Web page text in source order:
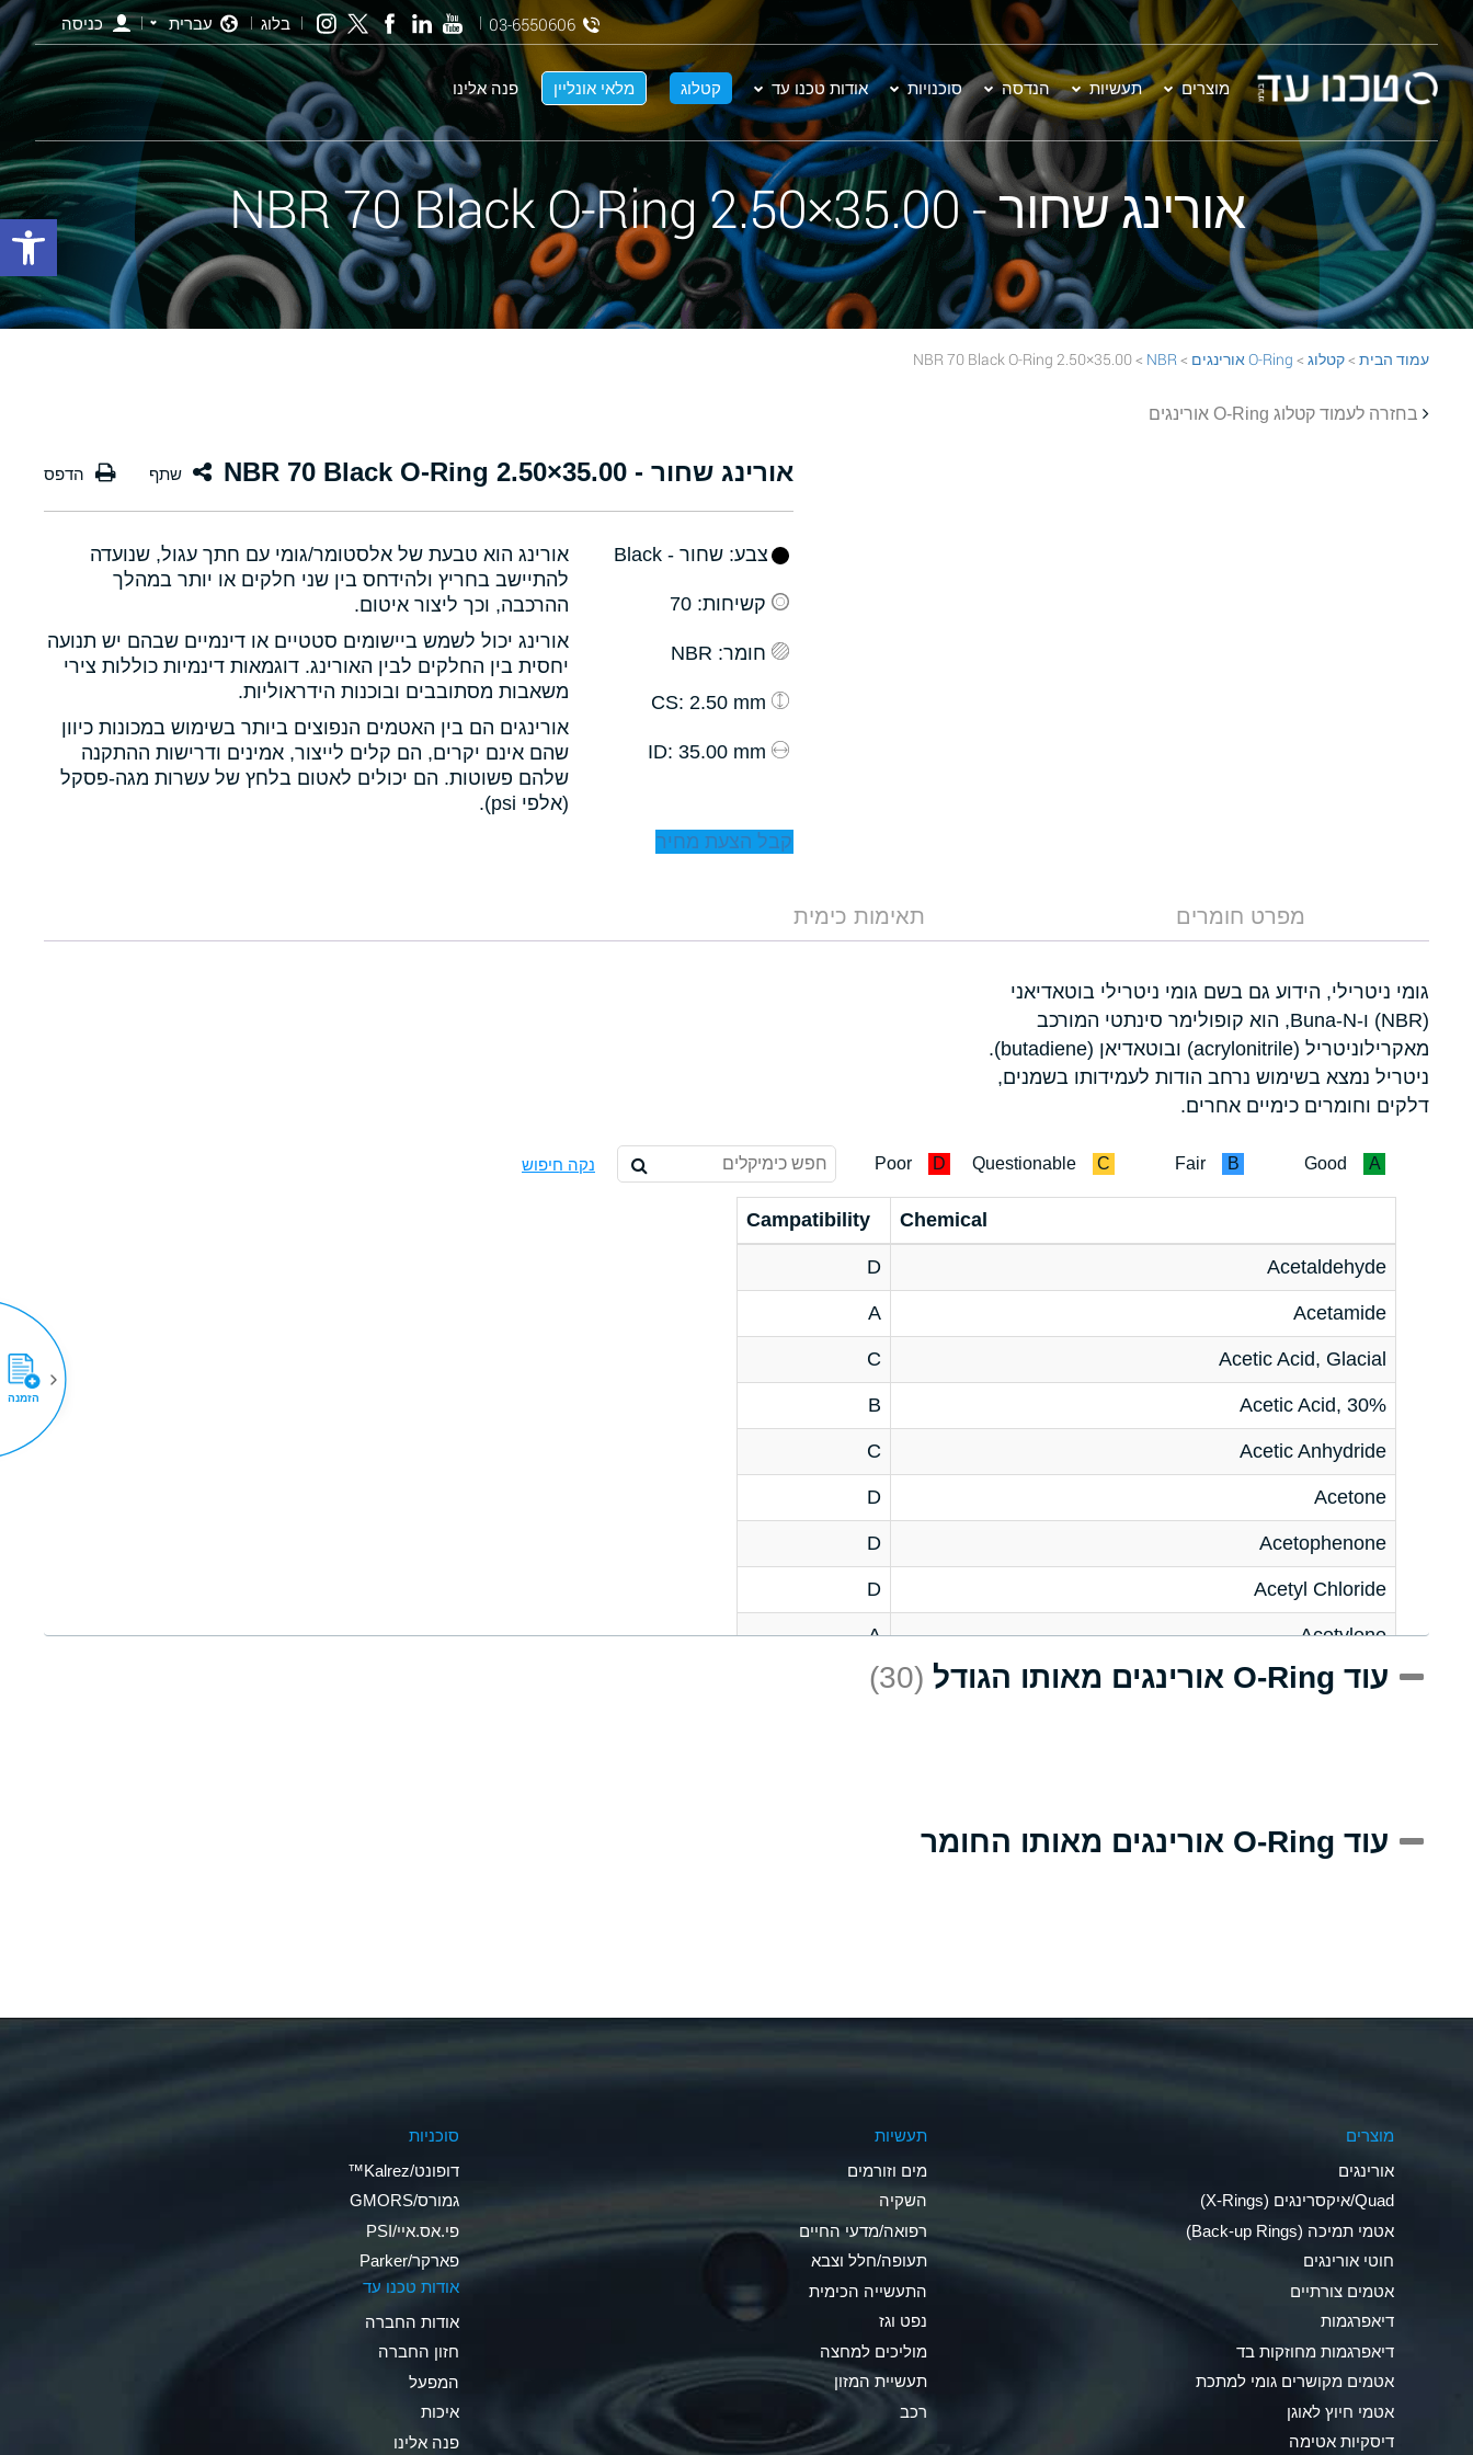
מוצרים תעשיות הנדסה סוכנויות אודות טכנו עד קטלוג מלאי אונליין פנה אלינו
03-6550606 בלוג עברית כניסה
אורינג שחור - 35.00×2.50 NBR 70 Black O-Ring
עמוד הבית >קטלוג > O-Ring אורינגים >
NBR
> 35.00×2.50 NBR 70 Black O-Ring
בחזרה לעמוד קטלוג O-Ring אורינגים
אורינג שחור - 35.00×2.50 NBR 70 Black O-Ring
אורינג הוא טבעת של אלסטומר/גומי עם חתך עגול, שנועדה
להתיישב בחריץ ולהידחס בין שני חלקים או יותר במהלך
ההרכבה, וכך ליצור איטום.
אורינג יכול לשמש ביישומים סטטיים או דינמיים שבהם יש תנועה
יחסית בין החלקים לבין האורינג. דוגמאות דינמיות כוללות צירי
משאבות מסתובבים ובוכנות הידראוליות.
אורינגים הם בין האטמים הנפוצים ביותר בשימוש במכונות כיוון
שהם אינם יקרים, הם קלים לייצור, אמינים ודרישות ההתקנה
שלהם פשוטות. הם יכולים לאטום בלחץ של עשרות מגה-פסקל
(אלפי psi).
צבע: שחור - Black
קשיחות: 70
חומר: NBR
: 2.50 mm
: 35.00 mm
קבל הצעת מחיר
מפרט חומרים תאימות כימית
גומי ניטרילי, הידוע גם בשם גומי ניטרילי בוטאדיאני
(NBR) ו-Buna-N, הוא קופולימר סינתטי המורכב
מאקרילוניטריל (acrylonitrile) ובוטאדיאן (butadiene).
ניטריל נמצא בשימוש נרחב הודות לעמידותו בשמנים,
דלקים וחומרים כימיים אחרים.
A
Good
B
Fair
C
Questionable
D
Poor נקה חיפוש
Chemical
Campatibility
Acetaldehyde
D
Acetamide
A
Acetic Acid, Glacial
C
Acetic Acid, 30%
B
Acetic Anhydride
C
Acetone
D
Acetophenone
D
Acetyl Chloride
D
Acetylene
A
Acrlylonitrile
D
Aluminum Acetate (Aqueous)
Ammonia Anhydrous
B
Ammonia Gas (hot)
D
Ammonium Carbonate (Aqueous)
Ammonium Chloride (Aqueous)
A
Ammonium Hydroxide (conc.)
D
Ammonium Nitrate (Aqueous)
עוד O-Ring אורינגים מאותו הגודל (30)
עוד O-Ring אורינגים מאותו החומר
מוצרים
אורינגים
Quad/איקסרינגים (X-Rings)
אטמי תמיכה (Back-up Rings)
חוטי אורינגים
אטמים צורתיים
דיאפרגמות
דיאפרגמות מחוזקות בד
אטמים מקושרים גומי למתכת
אטמי חיוץ לאוגן
דיסקיות אטימה
תעשיות
מים וזורמים
השקיה
רפואה/מדעי החיים
תעופה/חלל וצבא
התעשייה הכימית
נפט וגז
מוליכים למחצה
תעשיית המזון
רכב
סוכניות
דופונט/Kalrez™
גמורס/GMORS
פי.אס.איי/PSI
פארקר/Parker
אודות טכנו עד
אודות החברה
חזון החברה
המפעל
איכות
פנה אלינו
הזמנה
פתח